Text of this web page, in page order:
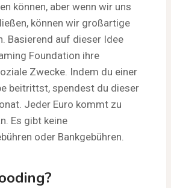
können, aber wenn wir uns
können wir großartige
Basierend auf dieser Idee
Foundation ihre
Zwecke. Indem du einer
beitrittst, spendest du dieser
Jeder Euro kommt zu
Es gibt keine
oder Bankgebühren.